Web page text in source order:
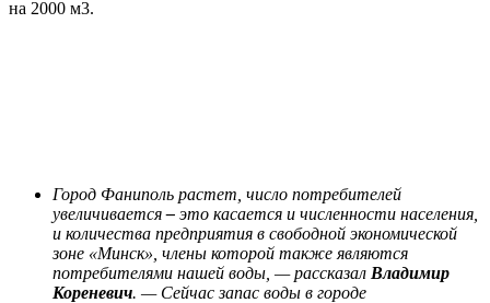
на 2000 м3.
Город Фаниполь растет, число потребителей
увеличивается– это касается и численности населения,
и количества предприятия в свободной экономической
зоне «Минск», члены которой также являются
потребителями нашей воды, — рассказал Владимир
Кореневич. — Сейчас запас воды в городе